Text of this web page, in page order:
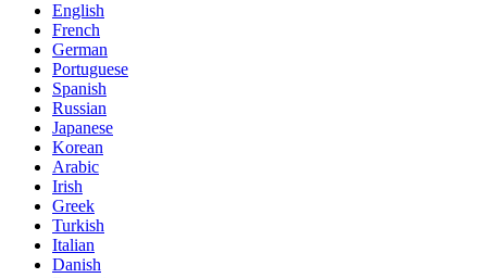
English
French
German
Portuguese
Spanish
Russian
Japanese
Korean
Arabic
Irish
Greek
Turkish
Italian
Danish